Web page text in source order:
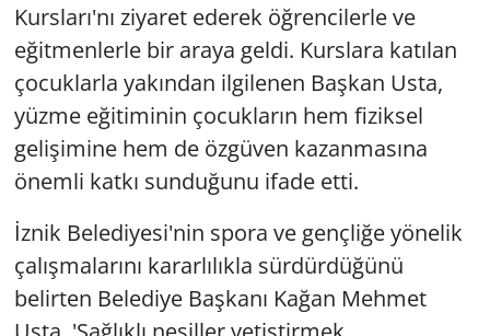
Kursları'nı ziyaret ederek öğrencilerle ve
eğitmenlerle bir araya geldi. Kurslara katılan
çocuklarla yakından ilgilenen Başkan Usta,
yüzme eğitiminin çocukların hem fiziksel
gelişimine hem de özgüven kazanmasına
önemli katkı sunduğunu ifade etti.
İznik Belediyesi'nin spora ve gençliğe yönelik
çalışmalarını kararlılıkla sürdürdüğünü
belirten Belediye Başkanı Kağan Mehmet